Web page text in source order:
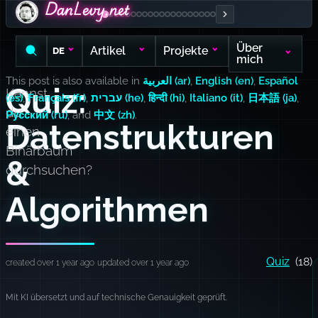
DanLevy.net
DanLevy.net
DanLevy.net
DE Artikel Projekte
Über
mich
Quiz:
Datenstrukturen
&
Algorithmen
Kannst
du
einen
Binärbaum
durchsuchen?
This post is also available in العربية (ar), English (en), Español
(es),Français (fr), עברית (he),हिन्दी (hi), Italiano (it), 日本語 (ja),
Русский (ru), and 中文 (zh).
created over 1 year ago updated over 1 year ago Quiz (18)
Mit KI übersetzt und auf technische Genauigkeit geprüft.